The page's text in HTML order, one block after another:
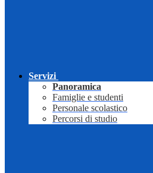
Servizi
Panoramica
Famiglie e studenti
Personale scolastico
Percorsi di studio